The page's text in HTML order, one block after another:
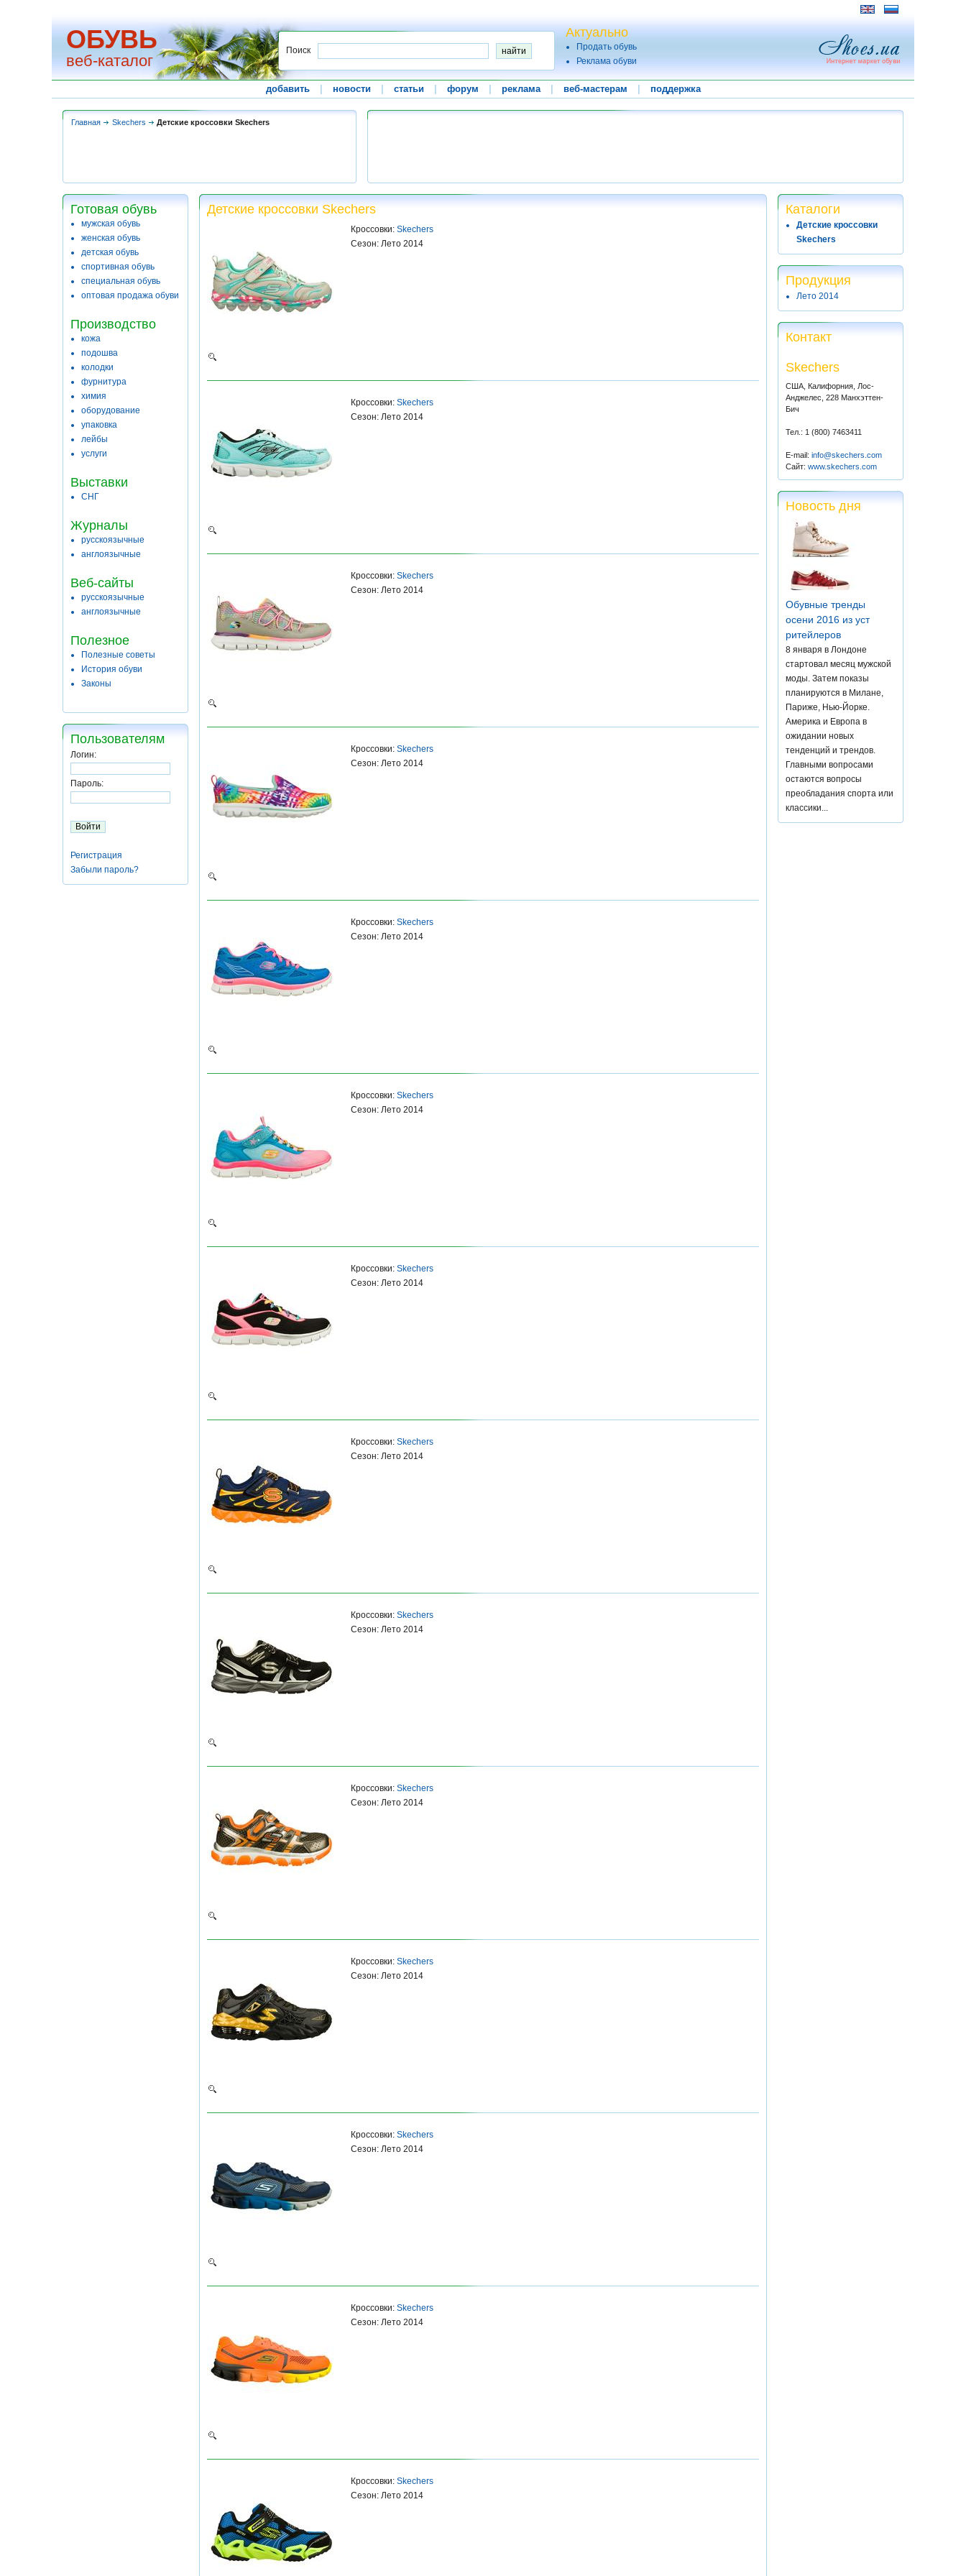
ОБУВЬ
веб-каталог
Поиск
Актуально
Продать обувь
Реклама обуви
добавить новости статьи форум реклама веб-мастерам поддержка
Главная Skechers Детские кроссовки Skechers
Готовая обувь
мужская обувь
женская обувь
детская обувь
спортивная обувь
специальная обувь
оптовая продажа обуви
Производство
кожа
подошва
колодки
фурнитура
химия
оборудование
упаковка
лейбы
услуги
Выставки
СНГ
Журналы
русскоязычные
англоязычные
Веб-сайты
русскоязычные
англоязычные
Полезное
Полезные советы
История обуви
Законы
Пользователям
Логин:
Пароль:
Регистрация
Забыли пароль?
Детские кроссовки Skechers
Кроссовки: Skechers
Сезон: Лето 2014
Кроссовки: Skechers
Сезон: Лето 2014
Кроссовки: Skechers
Сезон: Лето 2014
Кроссовки: Skechers
Сезон: Лето 2014
Кроссовки: Skechers
Сезон: Лето 2014
Кроссовки: Skechers
Сезон: Лето 2014
Кроссовки: Skechers
Сезон: Лето 2014
Кроссовки: Skechers
Сезон: Лето 2014
Кроссовки: Skechers
Сезон: Лето 2014
Кроссовки: Skechers
Сезон: Лето 2014
Кроссовки: Skechers
Сезон: Лето 2014
Кроссовки: Skechers
Сезон: Лето 2014
Кроссовки: Skechers
Сезон: Лето 2014
Кроссовки: Skechers
Сезон: Лето 2014
Каталоги
Детские кроссовки
Skechers
Продукция
Лето 2014
Контакт
Skechers
США, Калифорния, Лос-
Анджелес, 228 Манхэттен-
Бич
Тел.: 1 (800) 7463411
E-mail: info@skechers.com
Сайт: www.skechers.com
Новость дня
Обувные тренды
осени 2016 из уст
ритейлеров
8 января в Лондоне
стартовал месяц мужской
моды. Затем показы
планируются в Милане,
Париже, Нью-Йорке.
Америка и Европа в
ожидании новых
тенденций и трендов.
Главными вопросами
остаются вопросы
преобладания спорта или
классики...